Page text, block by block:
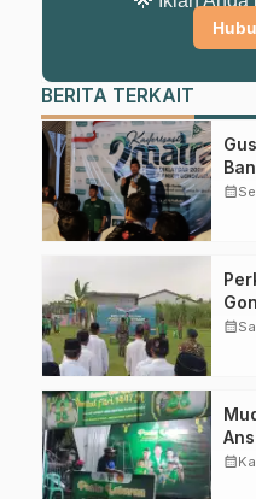
sumber
Join
BERITA TERKAIT
calendar_month
calendar_month
calendar_month